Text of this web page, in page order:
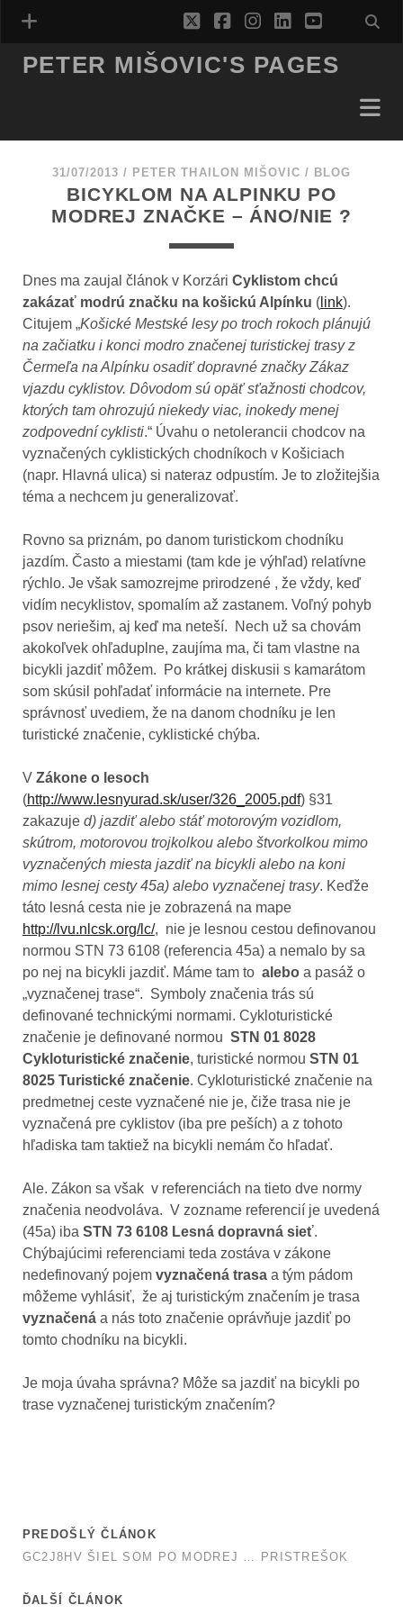
twitterfacebook
instagram
linkedinyoutube
PETER MIŠOVIC'S PAGES
31/07/2013 / PETER THAILON MIŠOVIC / BLOG
BICYKLOM NA ALPINKU PO
MODREJ ZNAČKE – ÁNO/NIE ?
Dnes ma zaujal článok v Korzári Cyklistom chcú
zakázať modrú značku na košickú Alpínku (link).
Citujem „Košické Mestské lesy po troch rokoch plánujú
na začiatku i konci modro značenej turistickej trasy z
Čermeľa na Alpínku osadiť dopravné značky Zákaz
vjazdu cyklistov. Dôvodom sú opäť sťažnosti chodcov,
ktorých tam ohrozujú niekedy viac, inokedy menej
zodpovední cyklisti.“ Úvahu o netolerancii chodcov na
vyznačených cyklistických chodníkoch v Košiciach
(napr. Hlavná ulica) si nateraz odpustím. Je to zložitejšia
téma a nechcem ju generalizovať.
Rovno sa priznám, po danom turistickom chodníku
jazdím. Často a miestami (tam kde je výhľad) relatívne
rýchlo. Je však samozrejme prirodzené , že vždy, keď
vidím necyklistov, spomalím až zastanem. Voľný pohyb
psov neriešim, aj keď ma neteší. Nech už sa chovám
akokoľvek ohľaduplne, zaujíma ma, či tam vlastne na
bicykli jazdiť môžem. Po krátkej diskusii s kamarátom
som skúsil pohľadať informácie na internete. Pre
správnosť uvediem, že na danom chodníku je len
turistické značenie, cyklistické chýba.
V Zákone o lesoch
(http://www.lesnyurad.sk/user/326_2005.pdf) §31
zakazuje d) jazdiť alebo stáť motorovým vozidlom,
skútrom, motorovou trojkolkou alebo štvorkolkou mimo
vyznačených miesta jazdiť na bicykli alebo na koni
mimo lesnej cesty 45a) alebo vyznačenej trasy. Keďže
táto lesná cesta nie je zobrazená na mape
http://lvu.nlcsk.org/lc/, nie je lesnou cestou definovanou
normou STN 73 6108 (referencia 45a) a nemalo by sa
po nej na bicykli jazdiť. Máme tam to aleboa pasáž o
„vyznačenej trase“. Symboly značenia trás sú
definované technickými normami. Cykloturistické
značenie je definované normou STN 01 8028
Cykloturistické značenie, turistické normou STN 01
8025 Turistické značenie. Cykloturistické značenie na
predmetnej ceste vyznačené nie je, čiže trasa nie je
vyznačená pre cyklistov (iba pre peších) a z tohoto
hľadiska tam taktiež na bicykli nemám čo hľadať.
Ale. Zákon sa však v referenciách na tieto dve normy
značenia neodvoláva. V zozname referencií je uvedená
(45a) iba STN 73 6108 Lesná dopravná sieť.
Chýbajúcimi referenciami teda zostáva v zákone
nedefinovaný pojem vyznačená trasaa tým pádom
môžeme vyhlásiť, že aj turistickým značením je trasa
vyznačenáa nás toto značenie oprávňuje jazdiť po
tomto chodníku na bicykli.
Je moja úvaha správna? Môže sa jazdiť na bicykli po
trase vyznačenej turistickým značením?
PREDOŠLÝ ČLÁNOK
GC2J8HV ŠIEL SOM PO MODREJ … PRISTREŠOK
ĎALŠÍ ČLÁNOK